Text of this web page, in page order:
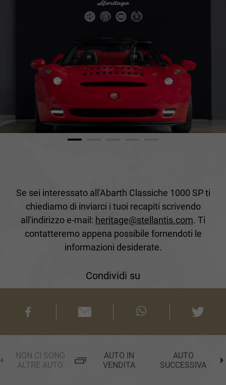
Se sei interessato all'Abarth Classiche 1000 SP ti
chiediamo di inviarci i tuoi recapiti scrivendo
all'indirizzo e-mail: heritage@stellantis.com. Ti
contatteremo appena possibile fornendoti le
informazioni desiderate.
Condividi su
NON CI SONO
ALTRE AUTO
AUTO IN
VENDITA
AUTO
SUCCESSIVA